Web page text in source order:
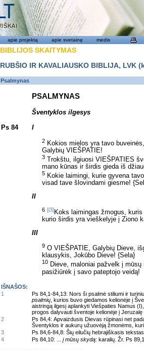
apie projektą apie svetainę medis
BIBLIJOS SKAITYMAS
RUBŠIO IR KAVALIAUSKO BIBLIJA,
Psalmynas
PSALMYNAS
Šventyklos ilgesys
Ps 84 I
2 Kokios mielos yra tavo buveinės,
Galybių VIEŠPATIE!
3 Trokštu, ilgiuosi VIEŠPATIES
mano kūnas ir širdis gieda iš
5 Kokie laimingi, kurie gyvena
visad tave šlovindami giesme!
II
6 [i3]Koks laimingas žmogus,
kurio širdis yra vieškelyje į Ziono
III
9 O VIEŠPATIE, Galybių Dieve,
klausykis, Jokūbo Dieve! {Sela}
10 Dieve, maloniai pažvelk į mūsų
pasižiūrėk į savo pateptojo veidą!
IŠNAŠOS:
1
Ps 84,1-84,13: Nors ši psalmė stiliumi ir
psalmių , kurios buvo giedamos kelionėje į
aistringą ilgesį aplankyti Viešpaties Namus
progos dalyvauti šventoje kelionėje į
2
Ps 84,4: Apvaizdusis Dievas rūpinasi net
Šventyklos ir aukurų užuovėją žmonėms,
3
Ps 84,6-84,8: Šių eilučių hebrajiškasis
4
Ps 84,10: ... į mūsų skydą: karalių. Žr. Ps